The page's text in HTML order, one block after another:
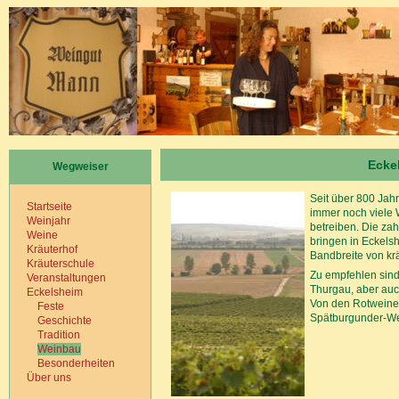
Wegweiser
Startseite
Weinjahr
Weine
Kräuterhof
Kräuterschule
Veranstaltungen
Eckelsheim
Feste
Geschichte
Tradition
Weinbau
Besonderheiten
Über uns
Seit über 800
immer noch viele
betreiben. Die
bringen in
Bandbreite von
Zu empfehlen
Thurgau, aber
Von den
Spätburgunder-